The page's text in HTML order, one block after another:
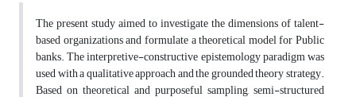
The present study aimed to investigate the dimensions of talent-
based organizations and formulate a theoretical model for Public
banks. The interpretive-constructive epistemology paradigm was
used with a qualitative approach and the grounded theory strategy.
Based on theoretical and purposeful sampling, semi-structured